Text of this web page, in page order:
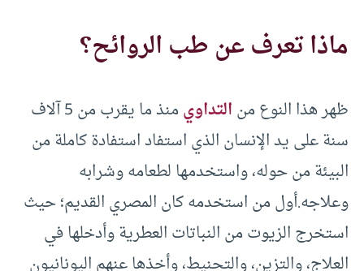
ماذا تعرف عن طب الروائح؟
ظهر هذا النوع منالتداوي
منذ ما يقرب من 5 آلاف
سنة على يد الإنسان الذي استفاد استفادة كاملة من
البيئة من حوله، واستخدمها لطعامه وشرابه
وعلاجه.أول من استخدمه كان المصري القديم؛ حيث
استخرج الزيوت من النباتات العطرية وأدخلها في
العلاج، والتزين، والتحنيط، وأخذها عنهم اليونانيون